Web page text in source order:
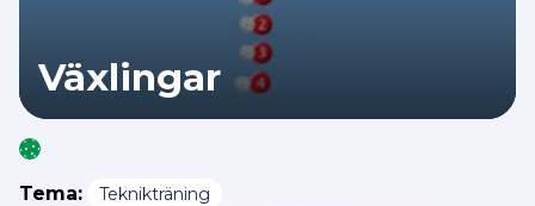
Växlingar
Tema: Teknikträning